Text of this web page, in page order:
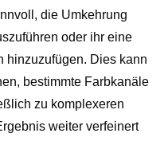
die Umkehrung
oder ihr eine
hinzuzufügen. Dies kann
bestimmte Farbkanäle
zu komplexeren
weiter verfeinert